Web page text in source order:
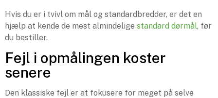
Hvis du er i tvivl om mål og standardbredder, er det en
hjælp at kende de mest almindelige standard dørmål, før
du bestiller.
Fejl i opmålingen koster
senere
Den klassiske fejl er at fokusere for meget på selve